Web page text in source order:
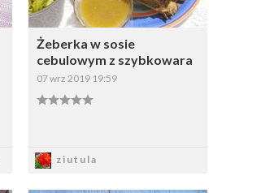
Żeberka w sosie
cebulowym z szybkowara
07 wrz 2019 19:59
ziutula